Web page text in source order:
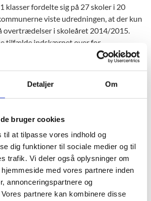
Detaljer Om
bruger cookies
til at tilpasse vores indhold og
dig funktioner til sociale medier og til
trafik. Vi deler også oplysninger om
med vores partnere inden
annonceringspartnere og
partnere kan kombinere disse
klasser fordelte sig på 27 skoler i 20
viste udredningen, at der kun
overtrædelser i skoleåret 2014/2015.
tilfælde indskærpet over for
skal overholde reglerne om maksimal
af udredningen anmodet de 11
klasser med tegn på overtrædelse i
skal klarlægge, hvordan
klassedannelsen fremadrettet for at
om maksimal klassestørrelse.
af kommunernes indsendte
at der for tre kommuner er givet forkerte
om klassestørrelser, og at reglerne